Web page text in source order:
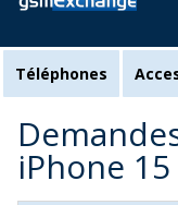
Téléphones
iPhone